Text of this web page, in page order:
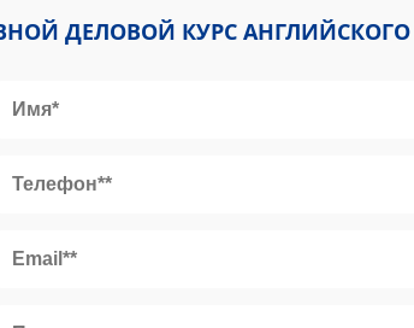
ДЕЛОВОЙ КУРС АНГЛИЙСКОГО